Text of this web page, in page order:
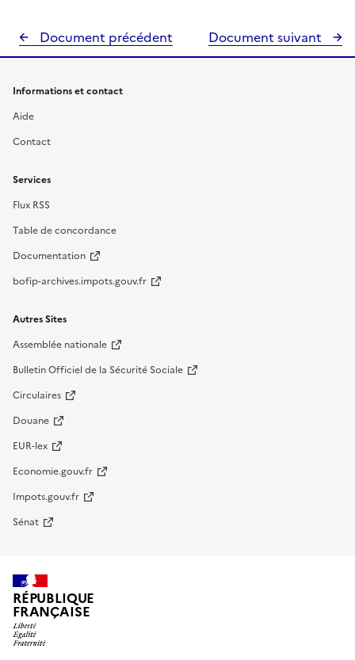
Document précédent Document suivant
Informations et contact
Aide
Contact
Services
Flux RSS
Table de concordance
Documentation
bofip-archives.impots.gouv.fr
Autres Sites
Assemblée nationale
Bulletin Officiel de la Sécurité Sociale
Circulaires
Douane
EUR-lex
Economie.gouv.fr
Impots.gouv.fr
Sénat
RÉPUBLIQUE
FRANÇAISE